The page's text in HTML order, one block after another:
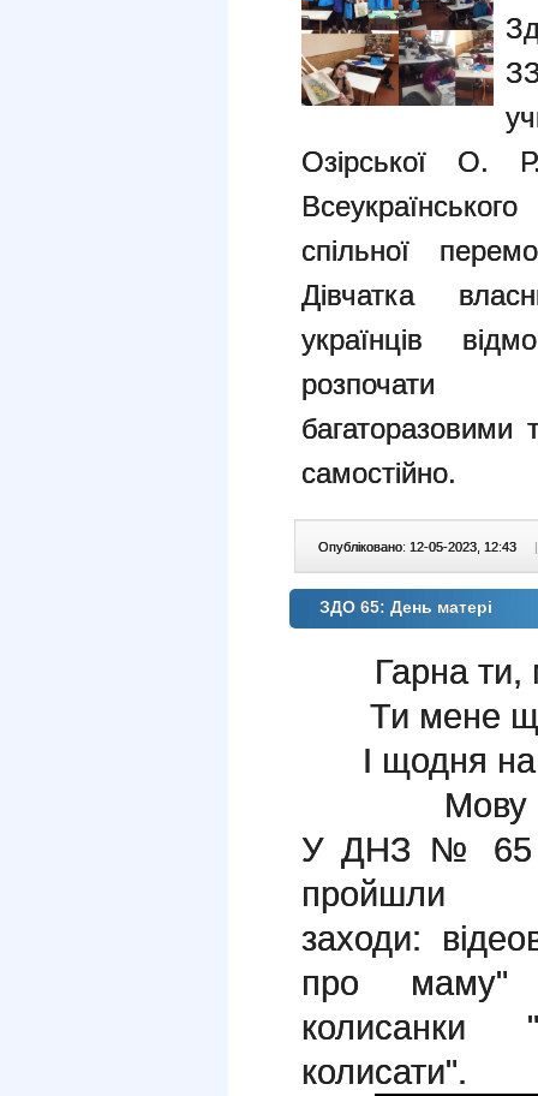
Озірської О.
спільної
Дівчатка
українців
багаторазовими
самостійно.
Опубліковано: 12-05-2023, 12:43 |
ЗДО 65: День матері
Гарна
Ти мене
І щодня
Мову
У ДНЗ № 65
заходи:
про
колисати".